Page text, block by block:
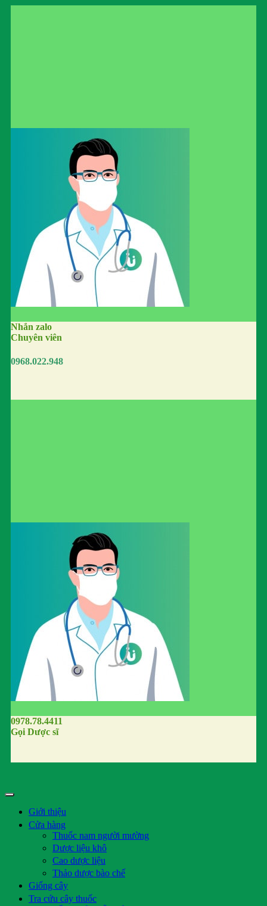
Nhắn zalo
Chuyên viên
0968.022.948
0978.78.4411
Gọi Dược sĩ
Giới thiệu
Cửa hàng
Thuốc nam người mường
Dược liệu khô
Cao dược liệu
Thảo dược bào chế
Giống cây
Tra cứu cây thuốc